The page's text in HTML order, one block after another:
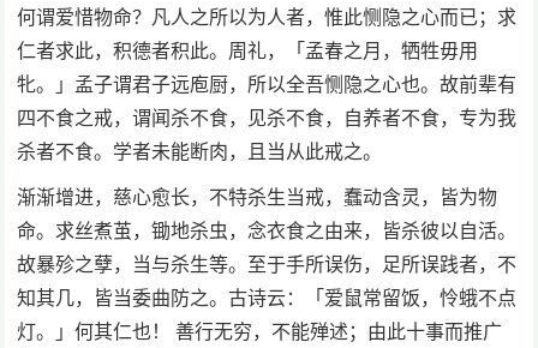
何谓爱惜物命？凡人之所以为人者，惟此恻隐之心而已；求
仁者求此，积德者积此。周礼，「孟春之月，牺牲毋用
牝。」孟子谓君子远庖厨，所以全吾恻隐之心也。故前辈有
四不食之戒，谓闻杀不食，见杀不食，自养者不食，专为我
杀者不食。学者未能断肉，且当从此戒之。
渐渐增进，慈心愈长，不特杀生当戒，蠢动含灵，皆为物
命。求丝煮茧，锄地杀虫，念衣食之由来，皆杀彼以自活。
故暴殄之孽，当与杀生等。至于手所误伤，足所误践者，不
知其几，皆当委曲防之。古诗云：「爱鼠常留饭，怜蛾不点
灯。」何其仁也！ 善行无穷，不能殚述；由此十事而推广